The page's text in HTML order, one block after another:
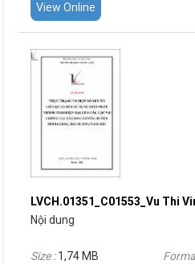
View Online
LVCH.01351_C01553_Vu Thi
Nội dung
Size :1,74 MB